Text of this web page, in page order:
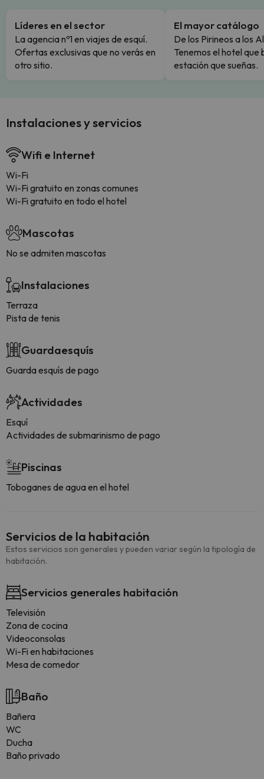
Líderes en el sector
La agencia nº1 en viajes de esquí.
Ofertas exclusivas que no verás en
otro sitio.
El mayor catálogo
De los Pirineos a los
Tenemos el hotel que
estación que sueñas.
Instalaciones y servicios
Wifi e Internet
Wi-Fi
Wi-Fi gratuito en zonas comunes
Wi-Fi gratuito en todo el hotel
Mascotas
No se admiten mascotas
Instalaciones
Terraza
Pista de tenis
Guardaesquís
Guarda esquís de pago
Actividades
Esquí
Actividades de submarinismo de pago
Piscinas
Toboganes de agua en el hotel
Servicios de la habitación
Estos servicios son generales y pueden variar según la tipología de
habitación.
Servicios generales habitación
Televisión
Zona de cocina
Videoconsolas
Wi-Fi en habitaciones
Mesa de comedor
Baño
Bañera
WC
Ducha
Baño privado